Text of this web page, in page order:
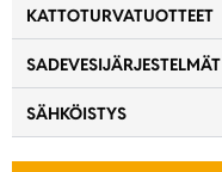
KATTOTURVATUOTTEET
SADEVESIJÄRJESTELMÄT
SÄHKÖISTYS